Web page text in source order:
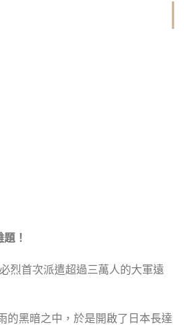
！
烈首次派遣超過三萬人的大軍遠
的黑暗之中，於是開啟了日本長達